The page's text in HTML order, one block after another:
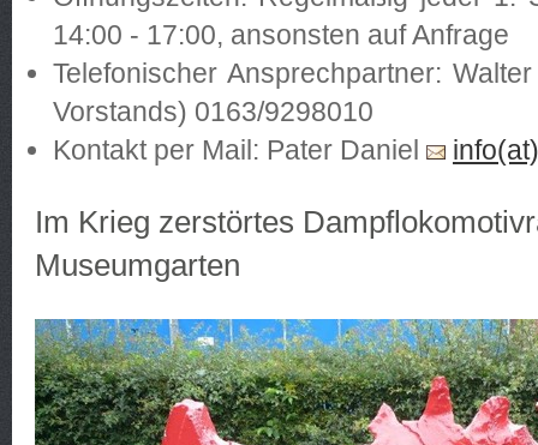
14:00 - 17:00, ansonsten auf Anfrage
Telefonischer Ansprechpartner:
Vorstands) 0163/9298010
Kontakt per Mail: Pater Daniel
Im Krieg zerstörtes
Museumgarten